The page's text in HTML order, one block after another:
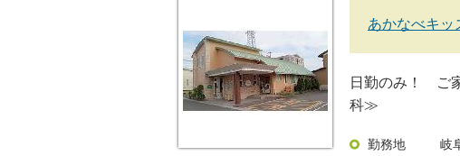
あかなべキッ
日勤のみ！ ご
科≫
勤務地
岐